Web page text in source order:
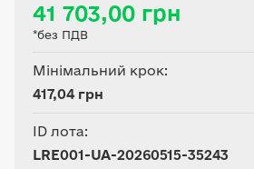
41 703,00 грн
*без ПДВ
Мінімальний крок:
417,04 грн
ID лота:
LRE001-UA-20260515-35243